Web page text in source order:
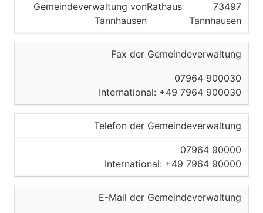
Gemeindeverwaltung von
Tannhausen
Rathaus
73497
Tannhausen
Fax der Gemeindeverwaltung
07964 900030
International: +49 7964 900030
Telefon der Gemeindeverwaltung
07964 90000
International: +49 7964 90000
E-Mail der Gemeindeverwaltung